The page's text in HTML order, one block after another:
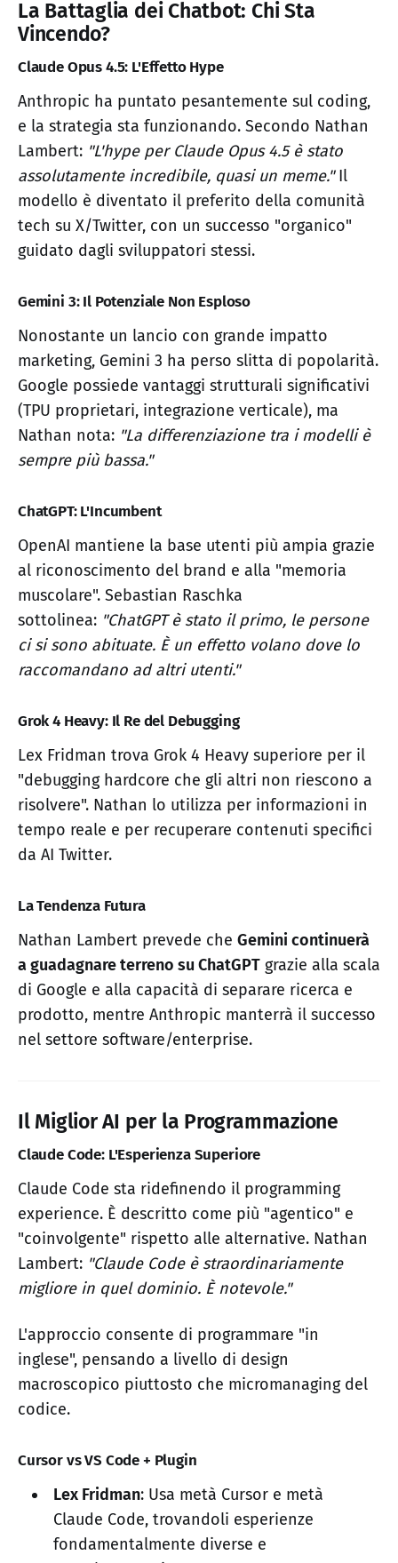
La Battaglia dei Chatbot: Chi Sta
Vincendo?
Claude Opus 4.5: L'Effetto Hype
Anthropic ha puntato pesantemente sul coding,
e la strategia sta funzionando. Secondo Nathan
Lambert: "L'hype per Claude Opus 4.5 è stato
assolutamente incredibile, quasi un meme."Il
modello è diventato il preferito della comunità
tech su X/Twitter, con un successo "organico"
guidato dagli sviluppatori stessi.
Gemini 3: Il Potenziale Non Esploso
Nonostante un lancio con grande impatto
marketing, Gemini 3 ha perso slitta di popolarità.
Google possiede vantaggi strutturali significativi
(TPU proprietari, integrazione verticale), ma
Nathan nota: "La differenziazione tra i modelli è
sempre più bassa."
ChatGPT: L'Incumbent
OpenAI mantiene la base utenti più ampia grazie
al riconoscimento del brand e alla "memoria
muscolare". Sebastian Raschka
sottolinea: "ChatGPT è stato il primo, le persone
ci si sono abituate. È un effetto volano dove lo
raccomandano ad altri utenti."
Grok 4 Heavy: Il Re del Debugging
Lex Fridman trova Grok 4 Heavy superiore per il
"debugging hardcore che gli altri non riescono a
risolvere". Nathan lo utilizza per informazioni in
tempo reale e per recuperare contenuti specifici
da AI Twitter.
La Tendenza Futura
Nathan Lambert prevede che Gemini continuerà
a guadagnare terreno su ChatGPT grazie alla scala
di Google e alla capacità di separare ricerca e
prodotto, mentre Anthropic manterrà il successo
nel settore software/enterprise.
Il Miglior AI per la Programmazione
Claude Code: L'Esperienza Superiore
Claude Code sta ridefinendo il programming
experience. È descritto come più "agentico" e
"coinvolgente" rispetto alle alternative. Nathan
Lambert: "Claude Code è straordinariamente
migliore in quel dominio. È notevole."
L'approccio consente di programmare "in
inglese", pensando a livello di design
macroscopico piuttosto che micromanaging del
codice.
Cursor vs VS Code + Plugin
Lex Fridman: Usa metà Cursor e metà
Claude Code, trovandoli esperienze
fondamentalmente diverse e